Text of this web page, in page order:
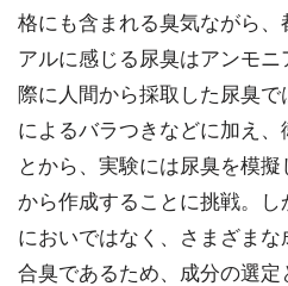
格にも含まれる臭気ながら、
アルに感じる尿臭はアンモ
際に人間から採取した尿臭
によるバラつきなどに加え
とから、実験には尿臭を模
から作成することに挑戦。
においではなく、さまざま
合臭であるため、成分の選